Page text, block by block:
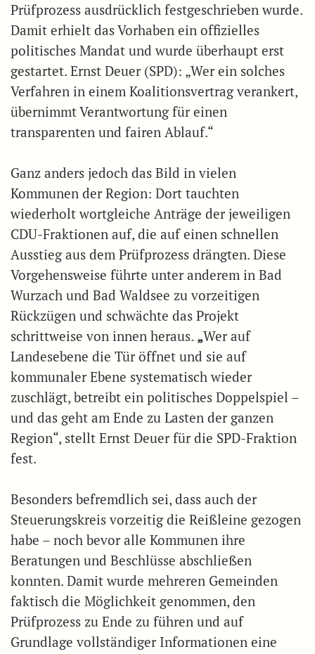
Prüfprozess ausdrücklich festgeschrieben wurde.
Damit erhielt das Vorhaben ein offizielles
politisches Mandat und wurde überhaupt erst
gestartet. Ernst Deuer (SPD): „Wer ein solches
Verfahren in einem Koalitionsvertrag verankert,
übernimmt Verantwortung für einen
transparenten und fairen Ablauf.“
Ganz anders jedoch das Bild in vielen
Kommunen der Region: Dort tauchten
wiederholt wortgleiche Anträge der jeweiligen
CDU-Fraktionen auf, die auf einen schnellen
Ausstieg aus dem Prüfprozess drängten. Diese
Vorgehensweise führte unter anderem in Bad
Wurzach und Bad Waldsee zu vorzeitigen
Rückzügen und schwächte das Projekt
schrittweise von innen heraus. „Wer auf
Landesebene die Tür öffnet und sie auf
kommunaler Ebene systematisch wieder
zuschlägt, betreibt ein politisches Doppelspiel –
und das geht am Ende zu Lasten der ganzen
Region“, stellt Ernst Deuer für die SPD-Fraktion
fest.
Besonders befremdlich sei, dass auch der
Steuerungskreis vorzeitig die Reißleine gezogen
habe – noch bevor alle Kommunen ihre
Beratungen und Beschlüsse abschließen
konnten. Damit wurde mehreren Gemeinden
faktisch die Möglichkeit genommen, den
Prüfprozess zu Ende zu führen und auf
Grundlage vollständiger Informationen eine